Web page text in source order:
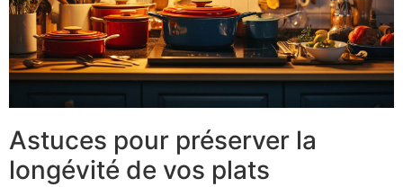
Astuces pour préserver la
longévité de vos plats